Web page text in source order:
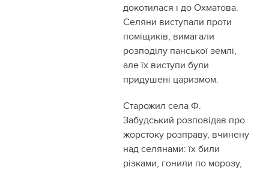
докотилася і до Охматова.
Селяни виступали проти
поміщиків, вимагали
розподілу панської землі,
але їх виступи були
придушені царизмом.
Старожил села Ф.
Забудський розповідав про
жорстоку розправу, вчинену
над селянами: їх били
різками, гонили по морозу,